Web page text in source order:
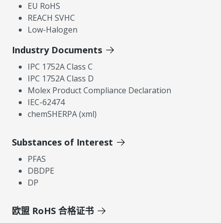
EU RoHS
REACH SVHC
Low-Halogen
Industry Documents
IPC 1752A Class C
IPC 1752A Class D
Molex Product Compliance Declaration
IEC-62474
chemSHERPA (xml)
Substances of Interest
PFAS
DBDPE
DP
欧盟 RoHS 合格证书